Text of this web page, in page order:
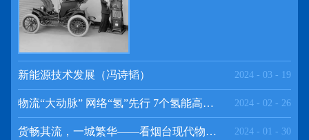
新能源技术发展（冯诗韬） 2024 - 03 - 19
物流“大动脉” 网络“氢”先行 7个氢能高速场景落地京津冀 2024 - 02 - 26
货畅其流，一城繁华——看烟台现代物流发展 2024 - 01 - 30
频道
>>